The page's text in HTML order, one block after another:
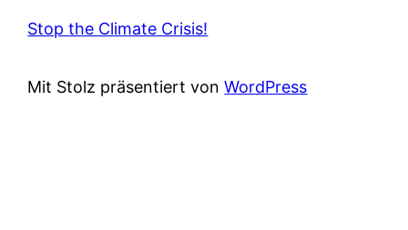
Stop the Climate Crisis!
Mit Stolz präsentiert vonWordPress